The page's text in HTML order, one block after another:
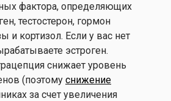
фактора, определяющих
тестостерон, гормон
и кортизол. Если у вас нет
эстроген.
снижает уровень
(поэтому снижение
за счет увеличения